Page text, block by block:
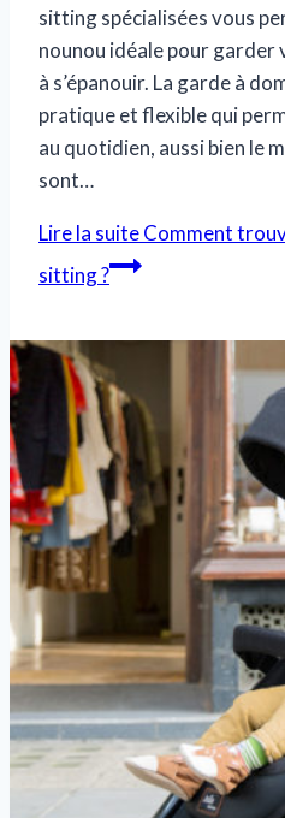
sitting spécialisées vous
nounou idéale pour garder
à s’épanouir. La garde à
pratique et flexible qui
au quotidien, aussi bien le
sont…
Lire la suiteComment
sitting ?